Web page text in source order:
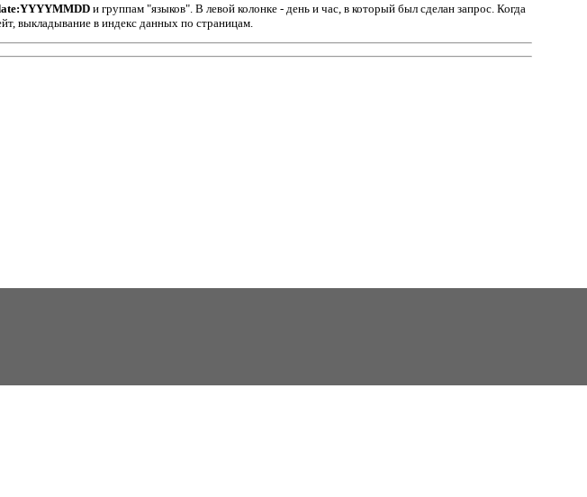
и группам "языков". В левой колонке - день и час, в который был сделан запрос. Когда
выкладывание в индекс данных по страницам.